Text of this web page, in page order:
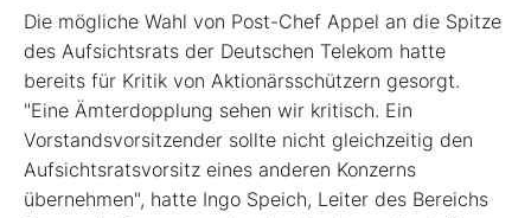
Die mögliche Wahl von Post-Chef Appel an die Spitze
des Aufsichtsrats der Deutschen Telekom hatte
bereits für Kritik von Aktionärsschützern gesorgt.
"Eine Ämterdopplung sehen wir kritisch. Ein
Vorstandsvorsitzender sollte nicht gleichzeitig den
Aufsichtsratsvorsitz eines anderen Konzerns
übernehmen", hatte Ingo Speich, Leiter des Bereichs